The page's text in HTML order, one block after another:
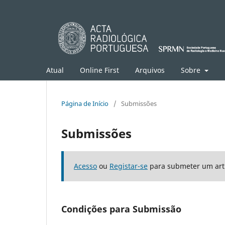
Atual Online First Arquivos Sobre
Página de Início / Submissões
Submissões
Acesso ou Registar-se para submeter um
Condições para Submissão